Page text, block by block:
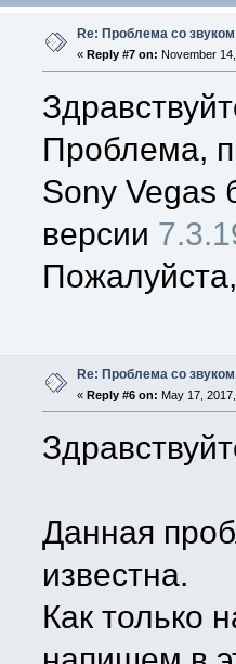
Re: Проблема со звуком
« Reply #7 on: November
Проблема,
Sony Vegas
версии
Re: Проблема со звуком
« Reply #6 on: May 17,
Данная
известна.
Как только